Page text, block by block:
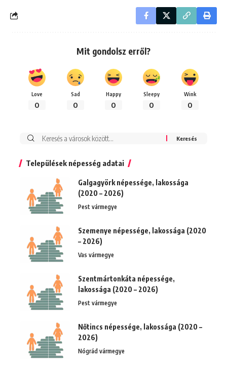
Mit gondolsz erről?
Love
0
Sad
0
Happy
0
Sleepy
0
Wink
0
Keresés:
Települések népesség adatai
Galgagyörk népessége, lakossága
(2020 – 2026)
Pest vármegye
Szemenye népessége, lakossága (2020
– 2026)
Vas vármegye
Szentmártonkáta népessége,
lakossága (2020 – 2026)
Pest vármegye
Nőtincs népessége, lakossága (2020 –
2026)
Nógrád vármegye